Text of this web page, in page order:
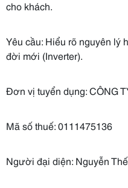
cho khách.
Yêu cầu: Hiểu rõ nguyên lý
đời mới (Inverter).
Đơn vị tuyển dụng: CÔNG
Mã số thuế: 0111475136
Người đại diện: Nguyễn